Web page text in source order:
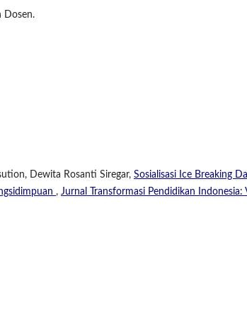
Dosen.
Dewita Rosanti Siregar, Sosialisasi Ice Breaking
, Jurnal Transformasi Pendidikan Indonesia: